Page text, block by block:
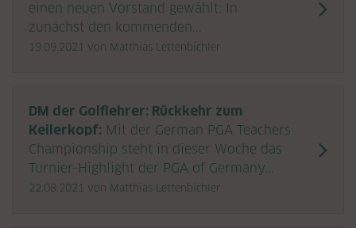
einen neuen Vorstand gewählt: In
zunächst den kommenden...
19.09.2021 von Matthias Lettenbichler
DM der Golflehrer: Rückkehr zum
Keilerkopf: Mit der German PGA Teachers
Championship steht in dieser Woche das
Turnier-Highlight der PGA of Germany...
22.08.2021 von Matthias Lettenbichler